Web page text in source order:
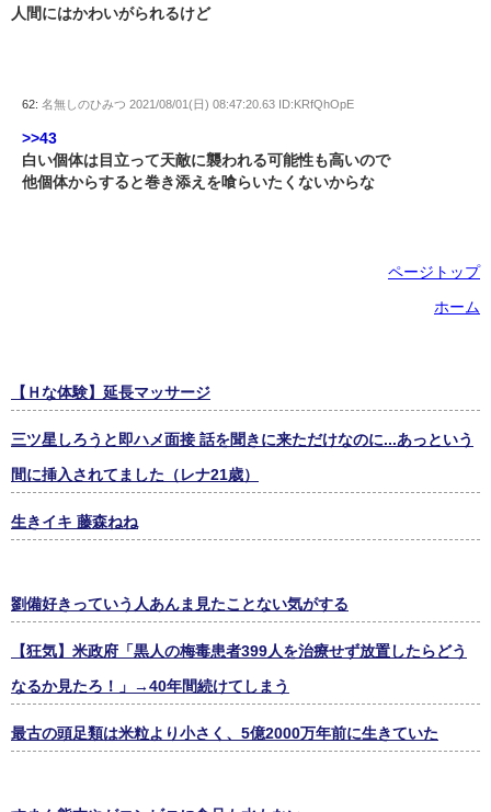
人間にはかわいがられるけど
62: 名無しのひみつ 2021/08/01(日) 08:47:20.63 ID:KRfQhOpE
>>43
白い個体は目立って天敵に襲われる可能性も高いので
他個体からすると巻き添えを喰らいたくないからな
ページトップ
ホーム
【Ｈな体験】延長マッサージ
三ツ星しろうと即ハメ面接 話を聞きに来ただけなのに...あっという
間に挿入されてました（レナ21歳）
生きイキ 藤森ねね
劉備好きっていう人あんま見たことない気がする
【狂気】米政府「黒人の梅毒患者399人を治療せず放置したらどう
なるか見たろ！」→40年間続けてしまう
最古の頭足類は米粒より小さく、5億2000万年前に生きていた